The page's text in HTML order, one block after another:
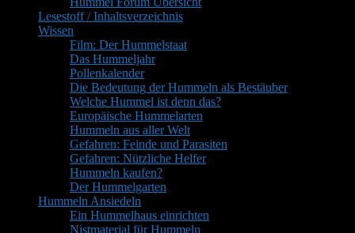
Lesestoff / Inhaltsverzeichnis
Wissen
Film: Der Hummelstaat
Das Hummeljahr
Pollenkalender
Die Bedeutung der Hummeln als Bestäuber
Welche Hummel ist denn das?
Europäische Hummelarten
Hummeln aus aller Welt
Gefahren: Feinde und Parasiten
Gefahren: Nützliche Helfer
Hummeln kaufen?
Der Hummelgarten
Hummeln Ansiedeln
Ein Hummelhaus einrichten
Nistmaterial für Hummeln